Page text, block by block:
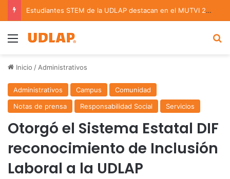
Estudiantes STEM de la UDLAP destacan en el MUTVI 2026
Menu
Inicio / Administrativos
Administrativos Campus
Comunidad
Notas de prensa
Responsabilidad Social Servicios
Otorgó el Sistema Estatal DIF
reconocimiento de Inclusión
Laboral a la UDLAP